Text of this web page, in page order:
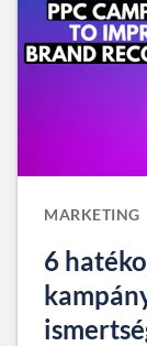
MARKETING
6